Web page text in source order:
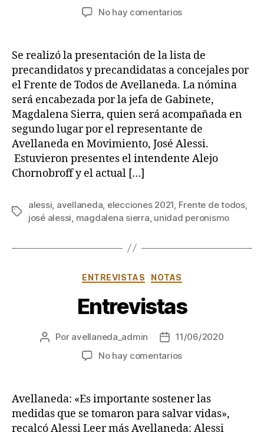
de
No hay comentariosen
integra
lista
del
Frente
de
Todos
de
Avellaneda
Se realizó la presentación de la lista de
precandidatos y precandidatas a concejales por
el Frente de Todos de Avellaneda. La nómina
será encabezada por la jefa de Gabinete,
Magdalena Sierra, quien será acompañada en
segundo lugar por el representante de
Avellaneda en Movimiento, José Alessi.
Estuvieron presentes el intendente Alejo
Chornobroff y el actual […]
Etiquetas
alessi avellaneda elecciones 2021 Frente de todos,
josé alessi magdalena sierra unidad peronismo
Categorías
ENTREVISTAS NOTAS
Entrevistas
Autor
Por avellaneda_admin
Fecha
de
11/06/2020
No hay comentariosen
Avellaneda: «Es importante sostener las
medidas que se tomaron para salvar vidas»,
recalcó Alessi Leer más Avellaneda: Alessi